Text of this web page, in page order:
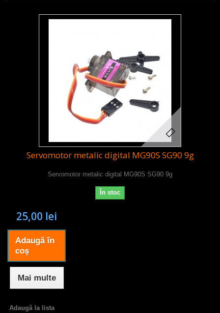
Servomotor metalic digital MG90S SG90 9g
Servomotor metalic digital MG90S SG90 9g
În stoc
25,00 lei
Adaugă în
coş
Mai multe
Adaugă la lista